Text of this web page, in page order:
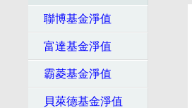
聯博基金淨值
富達基金淨值
霸菱基金淨值
貝萊德基金淨值